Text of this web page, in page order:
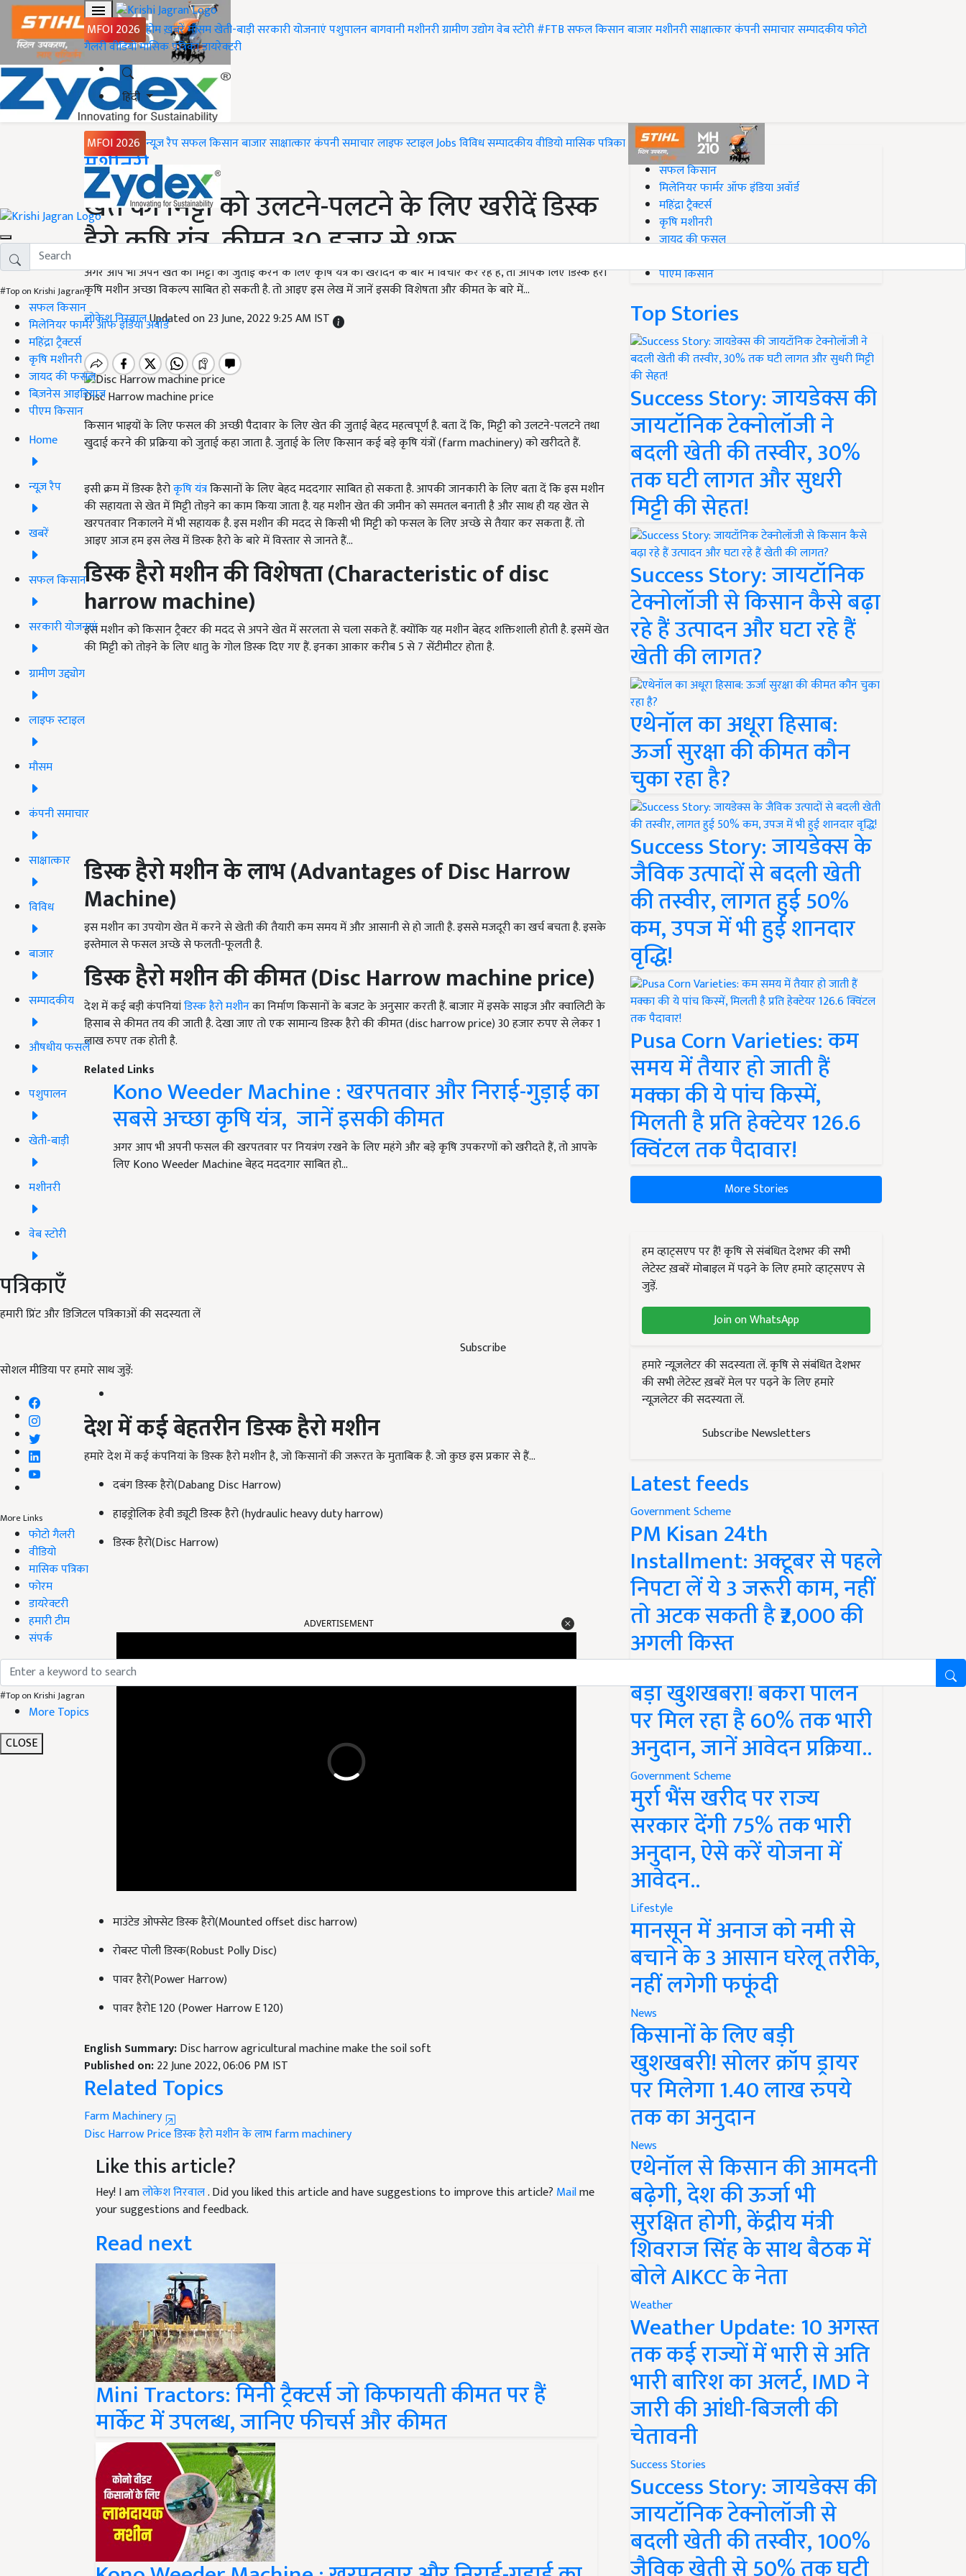
MFOI 2026 होमख़बरेंमौसमखेती-बाड़ीसरकारी योजनाएंपशुपालनबागवानीमशीनरीग्रामीण उद्योगवेब स्टोरी#FTBसफल किसानबाजारमशीनरीसाक्षात्कारकंपनी समाचारसम्पादकीयफोटो
गैलरीवीडियोमासिक पत्रिकाडायरेक्टरी
हिंदी
MFOI 2026 न्यूज़ रैपसफल किसानबाजारसाक्षात्कारकंपनी समाचारलाइफ स्टाइलJobsविविधसम्पादकीयवीडियोमासिक पत्रिका
#Top on Krishi Jagran
सफल किसान
मिलेनियर फार्मर ऑफ इंडिया अवॉर्ड
महिंद्रा ट्रैक्टर्स
कृषि मशीनरी
जायद की फसल
बिज़नेस आइडियाज
पीएम किसान
Home
न्यूज़ रैप
खबरें
सफल किसान
सरकारी योजनाएं
ग्रामीण उद्द्योग
लाइफ स्टाइल
मौसम
कंपनी समाचार
साक्षात्कार
विविध
बाजार
सम्पादकीय
औषधीय फसलें
पशुपालन
खेती-बाड़ी
मशीनरी
वेब स्टोरी
पत्रिकाएँ
हमारी प्रिंट और डिजिटल पत्रिकाओं की सदस्यता लें
Subscribe
सोशल मीडिया पर हमारे साथ जुड़ें:
More Links
फोटो गैलरी
वीडियो
मासिक पत्रिका
फोरम
डायरेक्टरी
हमारी टीम
संपर्क
#Top on Krishi Jagran
More Topics
CLOSE
Home
मशीनरी
खेत की मिट्टी को उलटने-पलटने के लिए खरीदें डिस्क
हैरो कृषि यंत्र, कीमत 30 हजार से शुरू
अगर आप भी अपने खेत की मिट्टी की जुताई करने के लिए कृषि यंत्र को खरीदने के बारे में विचार कर रहे हैं, तो आपके लिए डिस्क हैरो
कृषि मशीन अच्छा विकल्प साबित हो सकती है. तो आइए इस लेख में जानें इसकी विशेषता और कीमत के बारे में...
लोकेश निरवालUpdated on 23 June, 2022 9:25 AM IST
Disc Harrow machine price
किसान भाइयों के लिए फसल की अच्छी पैदावार के लिए खेत की जुताई बेहद महत्वपूर्ण है. बता दें कि, मिट्टी को उलटने-पलटने तथा
खुदाई करने की प्रक्रिया को जुताई कहा जाता है. जुताई के लिए किसान कई बड़े कृषि यंत्रों (farm machinery)को खरीदते हैं.
इसी क्रम में डिस्क हैरोकृषि यंत्रकिसानों के लिए बेहद मददगार साबित हो सकता है. आपकी जानकारी के लिए बता दें कि इस मशीन
की सहायता से खेत में मिट्टी तोड़ने का काम किया जाता है. यह मशीन खेत की जमीन को समतल बनाती है और साथ ही यह खेत से
खरपतवार निकालने में भी सहायक है. इस मशीन की मदद से किसी भी मिट्टी को फसल के लिए अच्छे से तैयार कर सकता हैं. तो
आइए आज हम इस लेख में डिस्क हैरो के बारे में विस्तार से जानते हैं...
डिस्क हैरो मशीन की विशेषता(Characteristic of disc
harrow machine)
इस मशीन को किसान ट्रैक्टर की मदद से अपने खेत में सरलता से चला सकते हैं. क्योंकि यह मशीन बेहद शक्तिशाली होती है. इसमें खेत
की मिट्टी को तोड़ने के लिए धातु के गोल डिस्क दिए गए हैं. इनका आकार करीब 5से7सेंटीमीटर होता है.
डिस्क हैरो मशीन के लाभ(Advantages of Disc Harrow
Machine)
इस मशीन का उपयोग खेत में करने से खेती की तैयारी कम समय में और आसानी से हो जाती है. इससे मजदूरी का खर्च बचता है. इसके
इस्तेमाल से फसल अच्छे से फलती-फूलती है.
डिस्क हैरो मशीन की कीमत(Disc Harrow machine price)
देश में कई बड़ी कंपनियांडिस्क हैरो मशीनका निर्माण किसानों के बजट के अनुसार करती हैं. बाजार में इसके साइज और क्वालिटी के
हिसाब से कीमत तय की जाती है. देखा जाए तो एक सामान्य डिस्क हैरो की कीमत (disc harrow price) 30हजार रुपए से लेकर1
लाख रुपए तक होती है.
Related Links
Kono Weeder Machine : खरपतवार और निराई-गुड़ाई का
सबसे अच्छा कृषि यंत्र, जानें इसकी कीमत
अगर आप भी अपनी फसल की खरपतवार पर नियत्रंण रखने के लिए महंगे और बड़े कृषि उपकरणों को खरीदते हैं, तो आपके
लिए Kono Weeder Machine बेहद मददगार साबित हो…
देश में कई बेहतरीन डिस्क हैरो मशीन
हमारे देश में कई कंपनियां के डिस्क हैरो मशीन है, जो किसानों की जरूरत के मुताबिक है. जो कुछ इस प्रकार से हैं...
दबंग डिस्क हैरो(Dabang Disc Harrow)
हाइड्रोलिक हेवी ड्यूटी डिस्क हैरो (hydraulic heavy duty harrow)
डिस्क हैरो(Disc Harrow)
रोबस्ट पोली डिस्क(Robust Polly Disc)
पावर हैरो(Power Harrow)
पावर हैरोE 120 (Power Harrow E 120)
Published on:22 June 2022, 06:06 PM IST
Related Topics
Farm Machinery
Disc Harrow Priceडिस्क हैरो मशीन के लाभ
Like this article?
Hey! I amलोकेश निरवाल. Did you liked this article and have suggestions to improve this article?
your suggestions and feedback.
Read next
Mini Tractors: मिनी ट्रैक्टर्स जो किफायती कीमत पर हैं
मार्केट में उपलब्ध, जानिए फीचर्स और कीमत
Kono Weeder Machine : खरपतवार और निराई-गुड़ाई का
#Top on Krishi Jagran
सफल किसान
मिलेनियर फार्मर ऑफ इंडिया अवॉर्ड
महिंद्रा ट्रैक्टर्स
कृषि मशीनरी
जायद की फसल
पीएम किसान
Top Stories
Success Story: जायडेक्स की
जायटॉनिक टेक्नोलॉजी ने
बदली खेती की तस्वीर, 30%
तक घटी लागत और सुधरी
मिट्टी की सेहत!
Success Story: जायटॉनिक
टेक्नोलॉजी से किसान कैसे बढ़ा
रहे हैं उत्पादन और घटा रहे हैं
खेती की लागत?
एथेनॉल का अधूरा हिसाब:
ऊर्जा सुरक्षा की कीमत कौन
चुका रहा है?
Success Story: जायडेक्स के
जैविक उत्पादों से बदली खेती
की तस्वीर, लागत हुई 50%
कम, उपज में भी हुई शानदार
वृद्धि!
Pusa Corn Varieties: कम
समय में तैयार हो जाती हैं
मक्का की ये पांच किस्में,
मिलती है प्रति हेक्टेयर 126.6
क्विंटल तक पैदावार!
More Stories
हम व्हाट्सएप पर हैं! कृषि से संबंधित देशभर की सभी
लेटेस्ट ख़बरें मोबाइल में पढ़ने के लिए हमारे व्हाट्सएप से
जुड़ें.
Join on WhatsApp
हमारे न्यूज़लेटर की सदस्यता लें. कृषि से संबंधित देशभर
की सभी लेटेस्ट ख़बरें मेल पर पढ़ने के लिए हमारे
न्यूज़लेटर की सदस्यता लें.
Subscribe Newsletters
Latest feeds
Government Scheme
PM Kisan 24th
Installment: अक्टूबर से पहले
निपटा लें ये 3 जरूरी काम, नहीं
तो अटक सकती है ₹2,000 की
अगली किस्त
बड़ी खुशखबरी! बकरी पालन
पर मिल रहा है 60% तक भारी
अनुदान, जानें आवेदन प्रक्रिया..
Government Scheme
मुर्रा भैंस खरीद पर राज्य
सरकार देंगी 75% तक भारी
अनुदान, ऐसे करें योजना में
आवेदन..
Lifestyle
मानसून में अनाज को नमी से
बचाने के 3 आसान घरेलू तरीके,
नहीं लगेगी फफूंदी
News
किसानों के लिए बड़ी
खुशखबरी! सोलर क्रॉप ड्रायर
पर मिलेगा 1.40 लाख रुपये
तक का अनुदान
News
एथेनॉल से किसान की आमदनी
बढ़ेगी, देश की ऊर्जा भी
सुरक्षित होगी, केंद्रीय मंत्री
शिवराज सिंह के साथ बैठक में
बोले AIKCC के नेता
Weather
Weather Update: 10 अगस्त
तक कई राज्यों में भारी से अति
भारी बारिश का अलर्ट, IMD ने
जारी की आंधी-बिजली की
चेतावनी
Success Stories
Success Story: जायडेक्स की
जायटॉनिक टेक्नोलॉजी से
बदली खेती की तस्वीर, 100%